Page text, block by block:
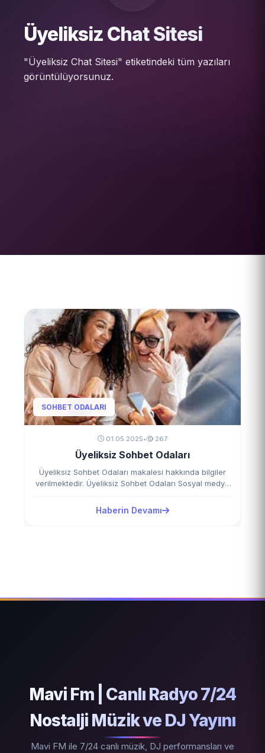
Üyeliksiz Chat Sitesi
"Üyeliksiz Chat Sitesi" etiketindeki tüm yazıları
görüntülüyorsunuz.
SOHBET ODALARI
01.05.2025• 267
Üyeliksiz Sohbet Odaları
Üyeliksiz Sohbet Odaları makalesi hakkında bilgiler
verilmektedir. Üyeliksiz Sohbet Odaları Sosyal medya
Haberin Devamı
Mavi Fm | Canlı Radyo 7/24
Nostalji Müzik ve DJ Yayını
Mavi FM ile 7/24 canlı müzik, DJ performansları ve